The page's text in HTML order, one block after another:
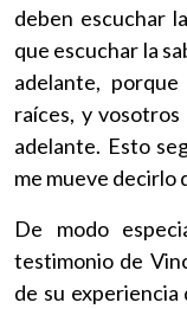
deben escuchar
que escuchar la
adelante,
raíces, y
adelante. Esto
me mueve decirlo
De modo
testimonio de
de su experiencia